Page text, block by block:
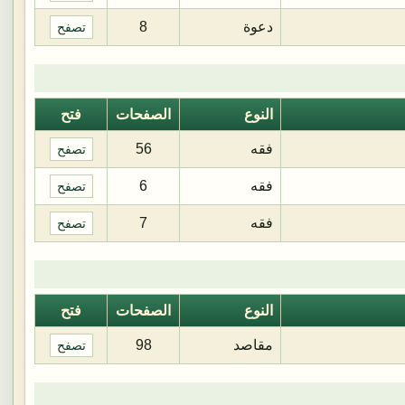
دعوة 8 تصفح
النوع الصفحات فتح
فقه 56 تصفح
فقه 6 تصفح
فقه 7 تصفح
النوع الصفحات فتح
مقاصد 98 تصفح